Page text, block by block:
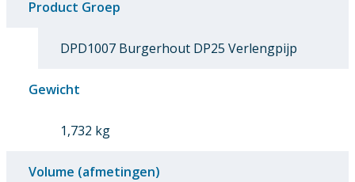
Product Groep
DPD1007 Burgerhout DP25 Verlengpijp
Gewicht
1,732 kg
Volume (afmetingen)